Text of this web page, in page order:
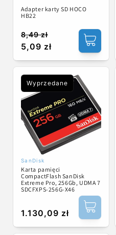
Adapter karty SD HOCO
HB22
Cena
regularna
8,49 zł
Cena
promocyjna
5,09 zł
Wyprzedane
Dostawca:
SanDisk
Karta pamięci
CompactFlash SanDisk
Extreme Pro, 256Gb, UDMA 7
SDCFXPS-256G-X46
Cena
regularna
1.130,09 zł